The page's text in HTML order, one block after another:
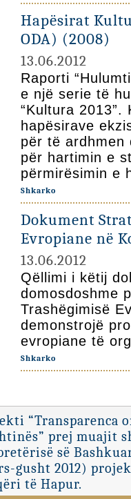
Hapësirat
ODA) (2008)
13.06.2012
Raporti
e një serie të
“Kultura
hapësirave
për të ardhmen
për hartimin e
përmirësimin e
Shkarko
Dokument
Evropiane në
13.06.2012
Qëllimi i këtij
domosdoshme
Trashëgimisë
demonstrojë
evropiane të
Shkarko
“Transparenca
prej muajit
së
gusht 2012)
të Hapur.